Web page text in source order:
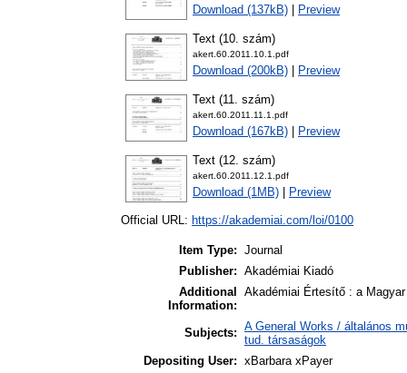
Download (137kB) Preview
Text (10. szám)
akert.60.2011.10.1.pdf
Download (200kB) Preview
Text (11. szám)
akert.60.2011.11.1.pdf
Download (167kB) Preview
Text (12. szám)
akert.60.2011.12.1.pdf
Download (1MB) Preview
Official URL: https://akademiai.com/loi/0100
Item Type: Journal
Publisher: Akadémiai Kiadó
Additional
Information:
Akadémiai Értesítő : a
Subjects: A General Works / általános
tud. társaságok
Depositing User: xBarbara xPayer